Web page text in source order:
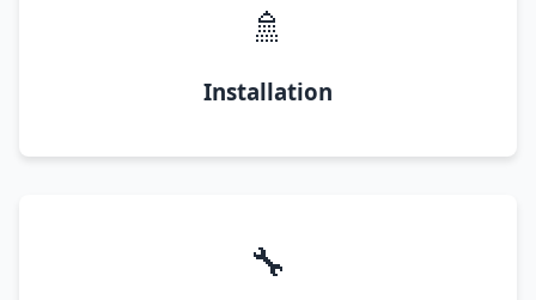
🚿
Installation
🔧